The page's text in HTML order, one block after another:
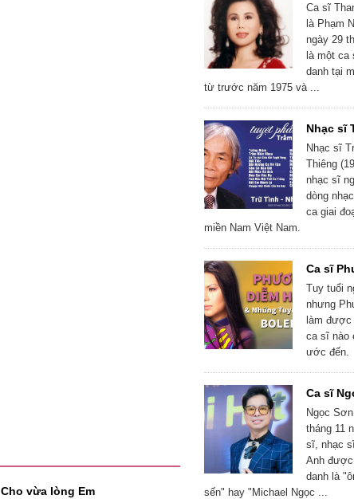
Cho vừa lòng Em
Ca sĩ
là Phạm
ngày 29
là một ca
danh tại
từ trước năm 1975 và ...
Nhạc sĩ
Nhạc sĩ
Thiêng
nhạc sĩ
dòng
ca giai
miền Nam Việt Nam.
Ca sĩ
Tuy tuổi
nhưng
làm được
ca sĩ nào
ước đến.
Ca sĩ
Ngọc
tháng 11
sĩ, nhạc
Anh
danh là
sến" hay "Michael Ngọc ...